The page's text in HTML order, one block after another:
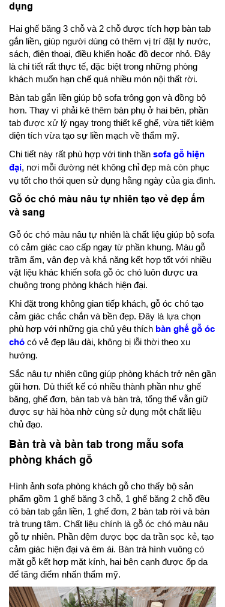
dụng
Hai ghế băng 3 chỗ và 2 chỗ được tích hợp bàn tab
gắn liền, giúp người dùng có thêm vị trí đặt ly nước,
sách, điện thoại, điều khiển hoặc đồ decor nhỏ. Đây
là chi tiết rất thực tế, đặc biệt trong những phòng
khách muốn hạn chế quá nhiều món nội thất rời.
Bàn tab gắn liền giúp bộ sofa trông gọn và đồng bộ
hơn. Thay vì phải kê thêm bàn phụ ở hai bên, phần
tab được xử lý ngay trong thiết kế ghế, vừa tiết kiệm
diện tích vừa tạo sự liền mạch về thẩm mỹ.
Chi tiết này rất phù hợp với tinh thần sofa gỗ hiện
đại, nơi mỗi đường nét không chỉ đẹp mà còn phục
vụ tốt cho thói quen sử dụng hằng ngày của gia đình.
Gỗ óc chó màu nâu tự nhiên tạo vẻ đẹp ấm
và sang
Gỗ óc chó màu nâu tự nhiên là chất liệu giúp bộ sofa
có cảm giác cao cấp ngay từ phần khung. Màu gỗ
trầm ấm, vân đẹp và khả năng kết hợp tốt với nhiều
vật liệu khác khiến sofa gỗ óc chó luôn được ưa
chuộng trong phòng khách hiện đại.
Khi đặt trong không gian tiếp khách, gỗ óc chó tạo
cảm giác chắc chắn và bền đẹp. Đây là lựa chọn
phù hợp với những gia chủ yêu thích bàn ghế gỗ óc
chó có vẻ đẹp lâu dài, không bị lỗi thời theo xu
hướng.
Sắc nâu tự nhiên cũng giúp phòng khách trở nên gần
gũi hơn. Dù thiết kế có nhiều thành phần như ghế
băng, ghế đơn, bàn tab và bàn trà, tổng thể vẫn giữ
được sự hài hòa nhờ cùng sử dụng một chất liệu
chủ đạo.
Bàn trà và bàn tab trong mẫu sofa
phòng khách gỗ
Hình ảnh sofa phòng khách gỗ cho thấy bộ sản
phẩm gồm 1 ghế băng 3 chỗ, 1 ghế băng 2 chỗ đều
có bàn tab gắn liền, 1 ghế đơn, 2 bàn tab rời và bàn
trà trung tâm. Chất liệu chính là gỗ óc chó màu nâu
gỗ tự nhiên. Phần đệm được bọc da trần sọc kẻ, tạo
cảm giác hiện đại và êm ái. Bàn trà hình vuông có
mặt gỗ kết hợp mặt kính, hai bên cạnh được ốp da
để tăng điểm nhấn thẩm mỹ.